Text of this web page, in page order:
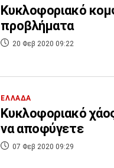
Κυκλοφοριακό
προβλήματα
20 Φεβ 2020 09:22
ΕΛΛΑΔΑ
Κυκλοφοριακό
να αποφύγετε
07 Φεβ 2020 09:29